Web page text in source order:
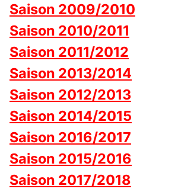
Saison 2009/2010
Saison 2010/2011
Saison 2011/2012
Saison 2013/2014
Saison 2012/2013
Saison 2014/2015
Saison 2016/2017
Saison 2015/2016
Saison 2017/2018